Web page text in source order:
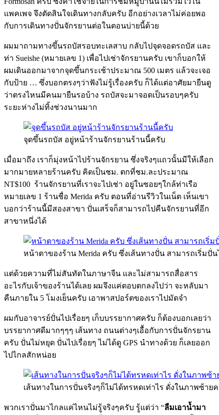
แพคเพจ จึงตัดสินใจเดินทางกลับครับ อีกอย่างเวลาไม่ค่อยพอ
กับการเดินทางปั่นจักรยานต่อในตอนบ่ายนี้ด้วย
ผมมาถามทางขึ้นรถบัสรอบทะเลสาบ กลับไปจุดจอดรถบัส และ
ท่า Sueishe (หมายเลข 1) เพื่อไปเช่าจักรยานครับ เขาก็บอกให้
ผมเดินออกมาจากจุดขึ้นกระเช้าประมาณ 500 เมตร แล้วจะเจอ
กับป้าย … ซึ่งบอกตรงๆว่าฟังไม่รู้เรื่องครับ ก็ได้แต่อาศัยมายืนดู
ว่าตรงไหนมีคนมายืนรอบ้าง รถบัสจะมาจอดเป็นรอบๆครับ
ระยะห่างไม่ทิ้งช่วงนานมาก
จุดขึ้นรถบัส อยู่หน้าร้านจักรยานร้านนี้ครับ
เมื่อมาถึง เราก็มุ่งหน้าไปร้านจักรยาน ซึ่งจริงๆแถวนั้นมีให้เลือก
มากมายหลายร้านครับ คิดเป็นชม. ตกที่ชม.ละประมาณ
NT$100 ร้านจักรยานที่เราจะไปเช่า อยู่ในซอยๆใกล้ท่าเรือ
หมายเลข 1 ร้านชื่อ Merida ครับ ตอนที่อ่านรีวิวในเน็ต เห็นเขา
บอกว่าร้านนี้มีสองสาขา ปั่นเสร็จก็สามารถไปคืนจักรยานที่อีก
สาขาหนึ่งได้
หน้าตาของร้าน Merida ครับ ซึ่งเส้นทางปั่น สามารถเริ่มปั่
แต่ด้วยความที่ไม่สันทัดในภาษาจีน และไม่สามารถสื่อสาร
อะไรกับเจ้าของร้านได้เลย ผมจึงแค่ตอบตกลงไปว่า จะหลับมา
คืนภายใน 5 โมงเย็นครับ เอาพาสปอร์ตของเราไปมัดจำ
ผมกับอาจารย์ปั่นไปเรื่อยๆ เก็บบรรยากาศครับ ก็ต้องบอกเลยว่า
บรรยากาศดีมากๆๆๆ เส้นทาง ถนนต่างๆเอื้อกับการปั่นจักรยาน
ครับ ปั่นไม่หยุด ปั่นไปเรื่อยๆ ไม่ได้ดู GPS นำทางด้วย ก็เลยออก
ไปไกลสักหน่อย
เส้นทางในการปั่นจริงๆก็ไม่ได้ทรหดเท่าไร ดั่งในภาพซ้
พวกเราปั่นมาไกลแค่ไหนไม่รู้จริงๆครับ รู้แต่ว่า “ลืมเอาน้ำมา